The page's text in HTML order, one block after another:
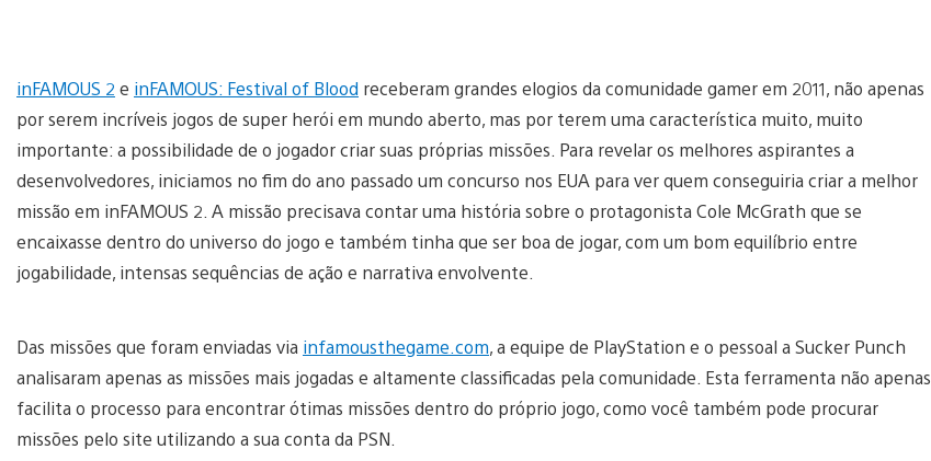
inFAMOUS 2 e inFAMOUS: Festival of Blood receberam grandes elogios da comunidade gamer em 2011, não apenas
por serem incríveis jogos de super herói em mundo aberto, mas por terem uma característica muito, muito
importante: a possibilidade de o jogador criar suas próprias missões. Para revelar os melhores aspirantes a
desenvolvedores, iniciamos no fim do ano passado um concurso nos EUA para ver quem conseguiria criar a melhor
missão em inFAMOUS 2. A missão precisava contar uma história sobre o protagonista Cole McGrath que se
encaixasse dentro do universo do jogo e também tinha que ser boa de jogar, com um bom equilíbrio entre
jogabilidade, intensas sequências de ação e narrativa envolvente.
Das missões que foram enviadas via infamousthegame.com, a equipe de PlayStation e o pessoal a Sucker Punch
analisaram apenas as missões mais jogadas e altamente classificadas pela comunidade. Esta ferramenta não apenas
facilita o processo para encontrar ótimas missões dentro do próprio jogo, como você também pode procurar
missões pelo site utilizando a sua conta da PSN.